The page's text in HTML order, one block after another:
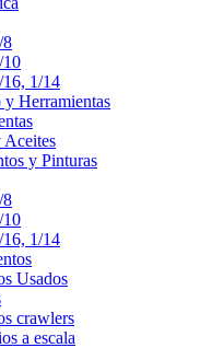
8
10
16, 1/14
Herramientas
Aceites
y Pinturas
8
10
16, 1/14
Usados
crawlers
a escala